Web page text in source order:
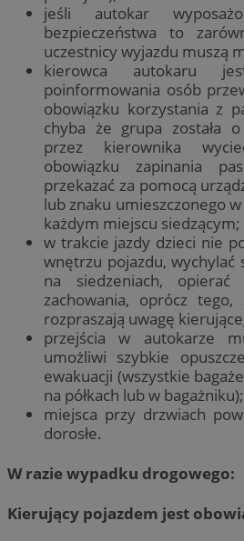
jeśli autokar
bezpieczeństwa to
uczestnicy wyjazdu muszą
kierowca autokaru
poinformowania osób
obowiązku korzystania z
chyba że grupa została
przez kierownika
obowiązku zapinania
przekazać za pomocą
lub znaku umieszczonego
każdym miejscu siedzącym;
w trakcie jazdy dzieci nie
wnętrzu pojazdu, wychylać
na siedzeniach,
zachowania, oprócz tego,
rozpraszają uwagę
przejścia w autokarze
umożliwi szybkie
ewakuacji (wszystkie
na półkach lub w bagażniku);
miejsca przy drzwiach
dorosłe.
W razie wypadku drogowego:
Kierujący pojazdem jest